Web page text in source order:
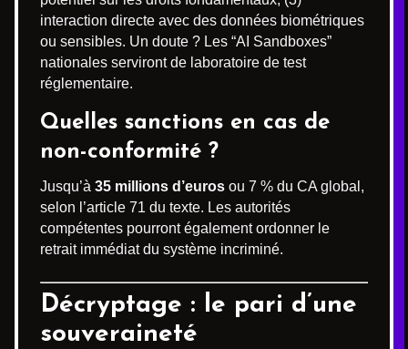
interaction directe avec des données biométriques
ou sensibles. Un doute ? Les “AI Sandboxes”
nationales serviront de laboratoire de test
réglementaire.
Quelles sanctions en cas de
non-conformité ?
Jusqu’à 35 millions d’euros ou 7 % du CA global,
selon l’article 71 du texte. Les autorités
compétentes pourront également ordonner le
retrait immédiat du système incriminé.
Décryptage : le pari d’une
souveraineté